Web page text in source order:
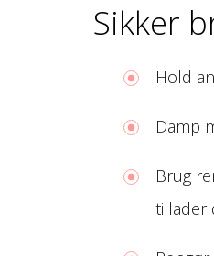
Sikker
Hold
Damp
Brug
tillader